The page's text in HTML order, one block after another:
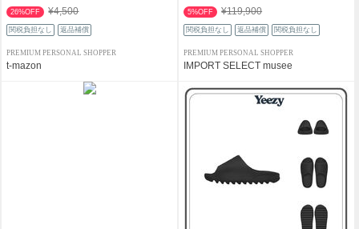
26%OFF ¥4,500
関税負担なし 返品補償
PREMIUM PERSONAL SHOPPER
t-mazon
5%OFF ¥119,900
関税負担なし 返品補償 関税負担なし
PREMIUM PERSONAL SHOPPER
IMPORT SELECT musee